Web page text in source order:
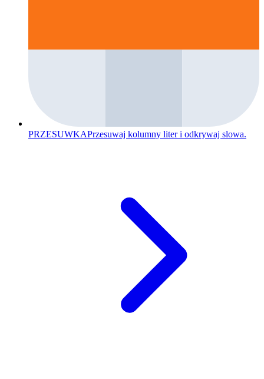
PRZESUWKAPrzesuwaj kolumny liter i odkrywaj slowa.